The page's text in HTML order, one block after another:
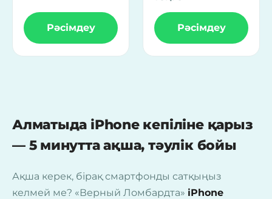
Рәсімдеу Рәсімдеу
Алматыда iPhone кепіліне қарыз
— 5 минутта ақша, тәулік бойы
Ақша керек, бірақ смартфонды сатқыңыз
келмей ме? «Верный Ломбардта» iPhone